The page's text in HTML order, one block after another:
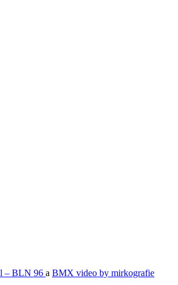
– BLN 96 a BMX video by mirkografie